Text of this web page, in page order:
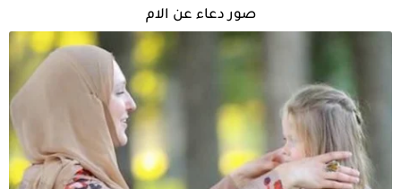
صور دعاء عن الام